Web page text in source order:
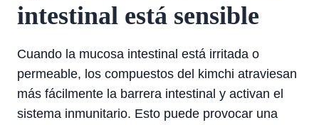
intestinal está sensible
Cuando la mucosa intestinal está irritada o
permeable, los compuestos del kimchi atraviesan
más fácilmente la barrera intestinal y activan el
sistema inmunitario. Esto puede provocar una